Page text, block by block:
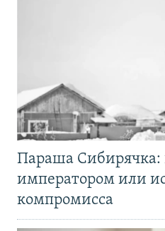
Параша Сибирячка:
императором или
компромисса